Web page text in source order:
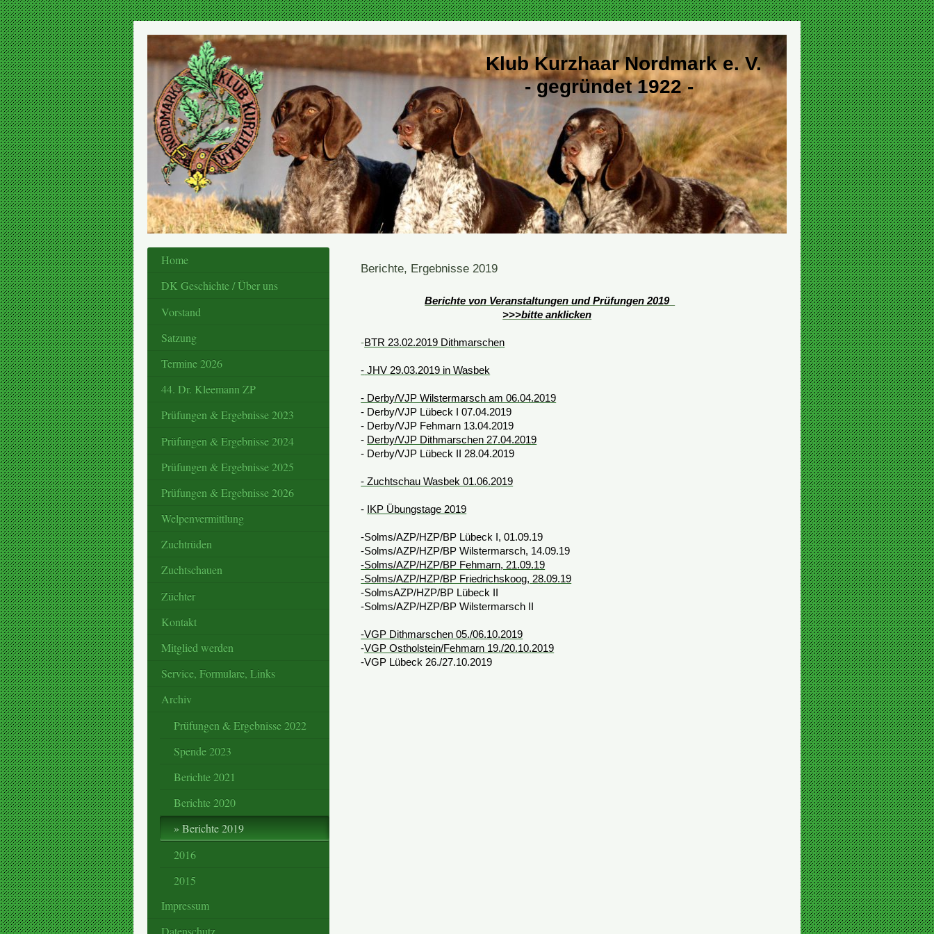
Klub Kurzhaar Nordmark e. V.
- gegründet 1922 -
Berichte, Ergebnisse 2019
Berichte von Veranstaltungen und Prüfungen 2019
>>>bitte anklicken
-BTR 23.02.2019 Dithmarschen
- JHV 29.03.2019 in Wasbek
- Derby/VJP Wilstermarsch am 06.04.2019
- Derby/VJP Lübeck I 07.04.2019
- Derby/VJP Fehmarn 13.04.2019
- Derby/VJP Dithmarschen 27.04.2019
- Derby/VJP Lübeck II 28.04.2019
- Zuchtschau Wasbek 01.06.2019
- IKP Übungstage 2019
-Solms/AZP/HZP/BP Lübeck I, 01.09.19
-Solms/AZP/HZP/BP Wilstermarsch, 14.09.19
-Solms/AZP/HZP/BP Fehmarn, 21.09.19
-Solms/AZP/HZP/BP Friedrichskoog, 28.09.19
-SolmsAZP/HZP/BP Lübeck II
-Solms/AZP/HZP/BP Wilstermarsch II
-VGP Dithmarschen 05./06.10.2019
-VGP Ostholstein/Fehmarn 19./20.10.2019
-VGP Lübeck 26./27.10.2019
Home
DK Geschichte / Über uns
Vorstand
Satzung
Termine 2026
44. Dr. Kleemann ZP
Prüfungen & Ergebnisse 2023
Prüfungen & Ergebnisse 2024
Prüfungen & Ergebnisse 2025
Prüfungen & Ergebnisse 2026
Welpenvermittlung
Zuchtrüden
Zuchtschauen
Züchter
Kontakt
Mitglied werden
Service, Formulare, Links
Archiv
Prüfungen & Ergebnisse 2022
Spende 2023
Berichte 2021
Berichte 2020
Berichte 2019
2016
2015
Impressum
Datenschutz